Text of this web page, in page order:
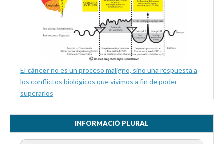
El cáncerno es un proceso maligno, sino una respuesta a
los conflictos biológicos que vivimos a fin de poder
superarlos
INFORMACIÓ PLURAL